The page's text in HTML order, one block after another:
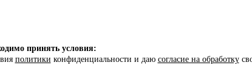
принять условия:
политики конфиденциальности и даю согласие на обработку